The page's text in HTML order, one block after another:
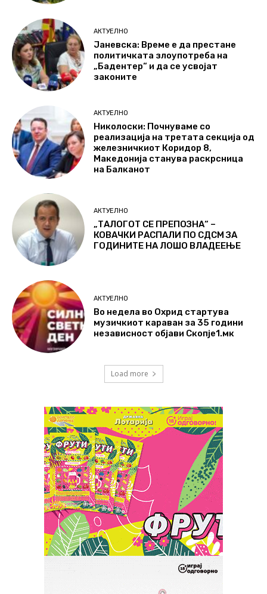
АКТУЕЛНО
Јаневска: Време е да престане
политичката злоупотреба на
„Бадентер“ и да се усвојат
законите
АКТУЕЛНО
Николоски: Почнуваме со
реализација на третата секција од
железничкиот Коридор 8,
Македонија станува раскрсница
на Балканот
АКТУЕЛНО
„ТАЛОГОТ СЕ ПРЕПОЗНА“ –
КОВАЧКИ РАСПАЛИ ПО СДСМ ЗА
ГОДИНИТЕ НА ЛОШО ВЛАДЕЕЊЕ
АКТУЕЛНО
Во недела во Охрид стартува
музичкиот караван за 35 години
независност објави Скопје1.мк
Load more